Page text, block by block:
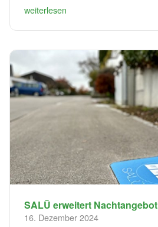
weiterlesen
SALÜ erweitert Nachtangebot
16. Dezember 2024